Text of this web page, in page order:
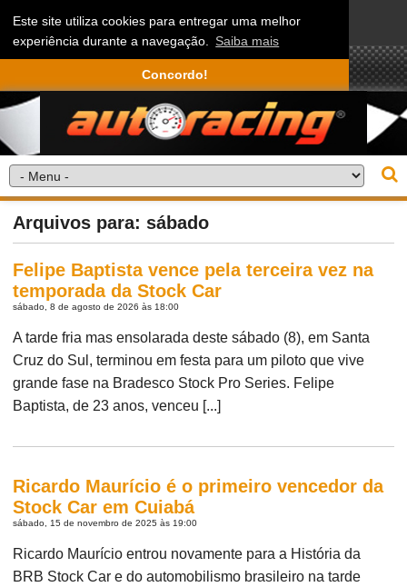
Este site utiliza cookies para entregar uma melhor
experiência durante a navegação. Saiba mais
Concordo!
Arquivos para: sábado
Felipe Baptista vence pela terceira vez na
temporada da Stock Car
sábado, 8 de agosto de 2026 às 18:00
A tarde fria mas ensolarada deste sábado (8), em Santa
Cruz do Sul, terminou em festa para um piloto que vive
grande fase na Bradesco Stock Pro Series. Felipe
Baptista, de 23 anos, venceu [...]
Ricardo Maurício é o primeiro vencedor da
Stock Car em Cuiabá
sábado, 15 de novembro de 2025 às 19:00
Ricardo Maurício entrou novamente para a História da
BRB Stock Car e do automobilismo brasileiro na tarde